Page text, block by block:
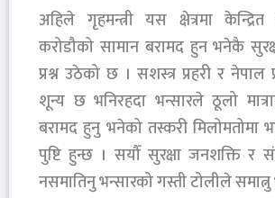
अहिले गृहमन्त्री यस क्षेत्रमा
करोडौको सामान बरामद हुन भनेकै
प्रश्न उठेको छ । सशस्त्र प्रहरी र नेपाल
शून्य छ भनिरहदा भन्सारले ठूलो
बरामद हुनु भनेको तस्करी मिलोमतोमा
पुष्टि हुन्छ । सयौँ सुरक्षा जनशक्ति र
नसमातिनु भन्सारको गस्ती टोलीले